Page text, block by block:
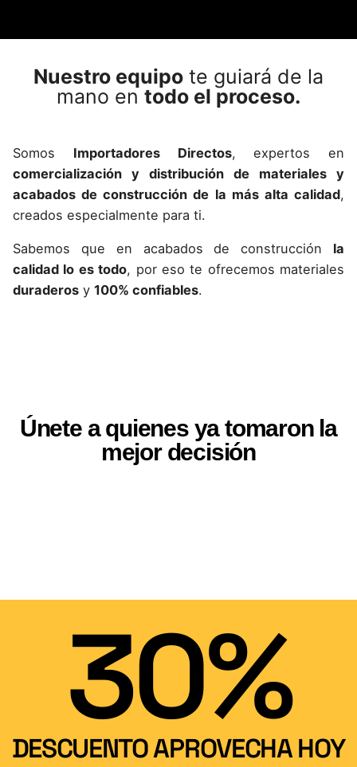
Restaurante “Antojo Manabita Quito"
Nuestro equipo te guiará de la
mano en todo el proceso.
Somos Importadores Directos, expertos en
comercialización y distribución de materiales y
acabados de construcción de la más alta calidad,
creados especialmente para ti.
Sabemos que en acabados de construcción la
calidad lo es todo, por eso te ofrecemos materiales
duraderos y 100% confiables.
Únete a quienes ya tomaron la
mejor decisión
30%
DESCUENTO APROVECHA HOY